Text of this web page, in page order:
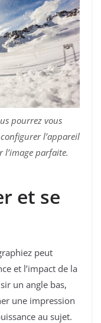
pourrez vous
l’appareil
l’image parfaite.
et se
peut
et l’impact de la
un angle bas,
une impression
au sujet.